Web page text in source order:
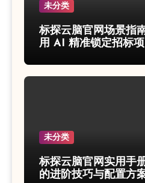
未分类
标探云脑官网场景指
用 AI 精准锁定招标项
未分类
标探云脑官网实用手
的进阶技巧与配置方